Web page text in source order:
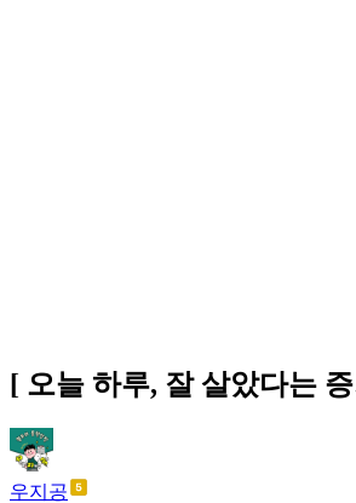
[ 오늘 하루, 잘 살았다는
우지공